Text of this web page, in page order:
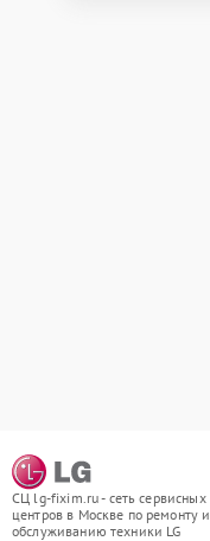
СЦ lg-fixim.ru - сеть сервисных
центров в Москве по ремонту и
обслуживанию техники LG